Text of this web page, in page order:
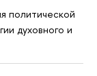
политической
духовного и